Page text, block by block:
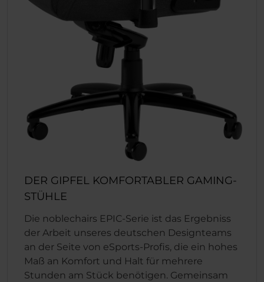
DER GIPFEL KOMFORTABLER GAMING-
STÜHLE
Die noblechairs EPIC-Serie ist das Ergebniss
der Arbeit unseres deutschen Designteams
an der Seite von eSports-Profis, die ein hohes
Maß an Komfort und Halt für mehrere
Stunden am Stück benötigen. Gemeinsam